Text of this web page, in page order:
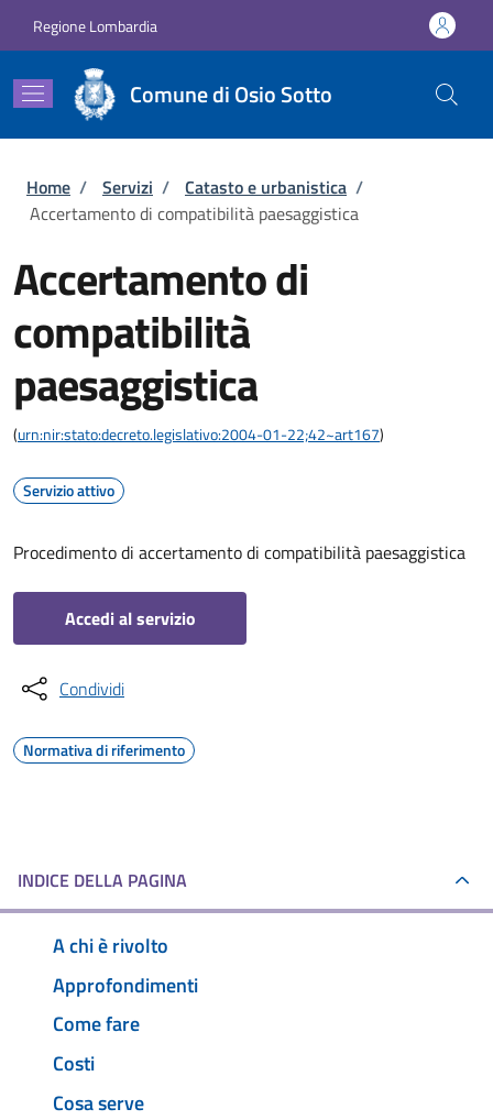
Regione Lombardia
Comune di Osio Sotto
Briciole di pane
Home / Servizi / Catasto e urbanistica /
Accertamento di compatibilità paesaggistica
Accertamento di
compatibilità
paesaggistica
(urn:nir:stato:decreto.legislativo:2004-01-22;42~art167)
Servizio attivo
Procedimento di accertamento di compatibilità paesaggistica
Accedi al servizio
Condividi
Normativa di riferimento
INDICE DELLA PAGINA
A chi è rivolto
Approfondimenti
Come fare
Costi
Cosa serve